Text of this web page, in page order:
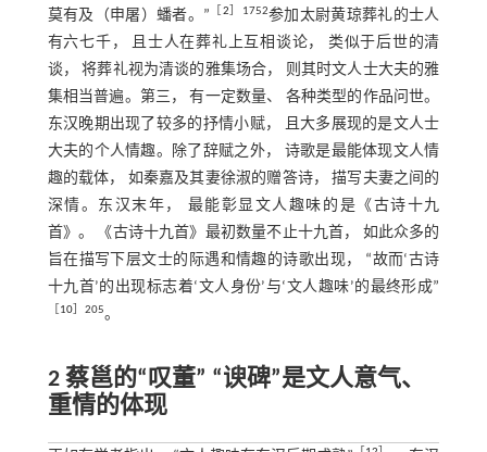
莫有及（申屠）蟠者。”
2 ］1752参加太尉黄琼葬礼的士人
有六七千， 且士人在葬礼上互相谈论， 类似于后世的清
谈， 将葬礼视为清谈的雅集场合， 则其时文人士大夫的雅
集相当普遍。第三， 有一定数量、 各种类型的作品问世。
东汉晚期出现了较多的抒情小赋， 且大多展现的是文人士
大夫的个人情趣。除了辞赋之外， 诗歌是最能体现文人情
趣的载体， 如秦嘉及其妻徐淑的赠答诗， 描写夫妻之间的
深情。东汉末年， 最能彰显文人趣味的是《古诗十九
首》。 《古诗十九首》最初数量不止十九首， 如此众多的
旨在描写下层文士的际遇和情趣的诗歌出现， “故而‘古诗
十九首’的出现标志着‘文人身份’与‘文人趣味’的最终形成”
10］205。
2 蔡邕的“叹董” “谀碑”是文人意气、
重情的体现